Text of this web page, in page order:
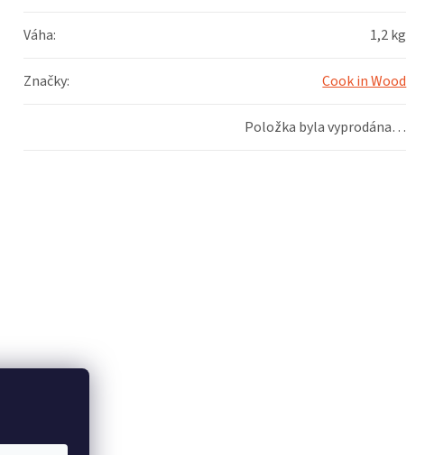
Váha: 1,2 kg
Značky: Cook in Wood
Položka byla vyprodána…